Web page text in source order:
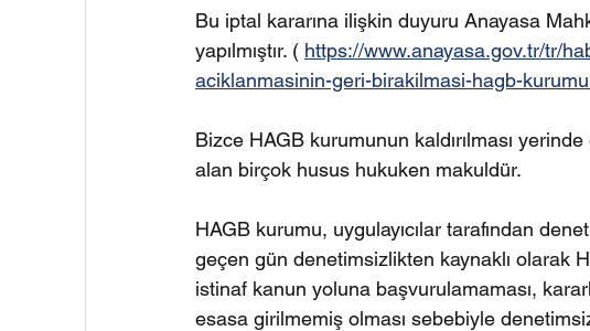
Bu iptal kararına ilişkin duyuru Anayasa
yapılmıştır. ( https://www.anayasa.gov.tr/tr/
aciklanmasinin-geri-birakilmasi-hagb-
Bizce HAGB kurumunun kaldırılması
alan birçok husus hukuken makuldür.
HAGB kurumu, uygulayıcılar tarafından
geçen gün denetimsizlikten kaynaklı olarak
istinaf kanun yoluna başvurulamaması,
esasa girilmemiş olması sebebiyle